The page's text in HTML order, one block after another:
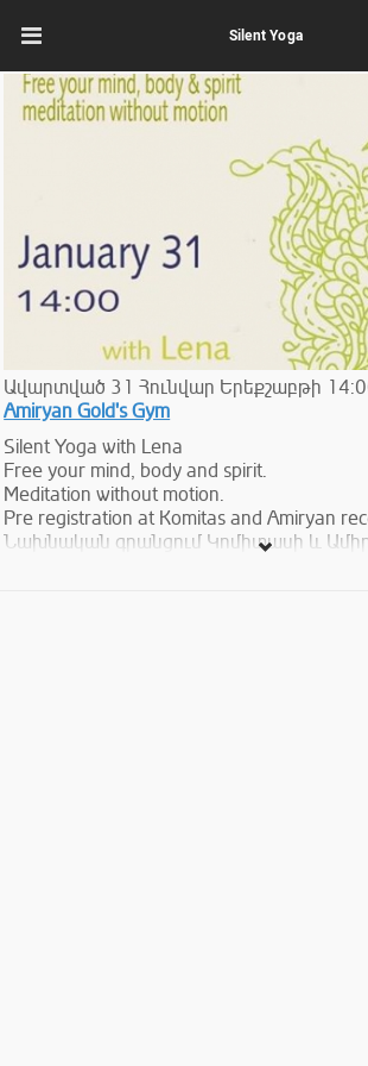
Silent Yoga
Ավարտված 31 Հունվար Երեքշաբթի
Amiryan Gold's Gym
Silent Yoga with Lena
Free your mind, body and spirit.
Meditation without motion.
Pre registration at Komitas and Amiryan
Նախնական գրանցում Կոմիտասի և